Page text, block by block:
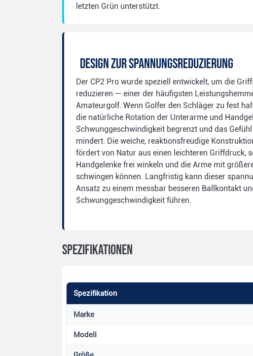
letzten Grün unterstützt.
Design zur Spannungsreduzierung
Der CP2 Pro wurde speziell entwickelt, um die
reduzieren — einer der häufigsten
Amateurgolf. Wenn Golfer den Schläger zu fest
die natürliche Rotation der Unterarme und
Schwunggeschwindigkeit begrenzt und das
mindert. Die weiche, reaktionsfreudige
fördert von Natur aus einen leichteren Griffdruck,
Handgelenke frei winkeln und die Arme mit
schwingen können. Langfristig kann dieser
Ansatz zu einem messbar besseren Ballkontakt
Schwunggeschwindigkeit führen.
Spezifikationen
Spezifikation
Marke
Modell